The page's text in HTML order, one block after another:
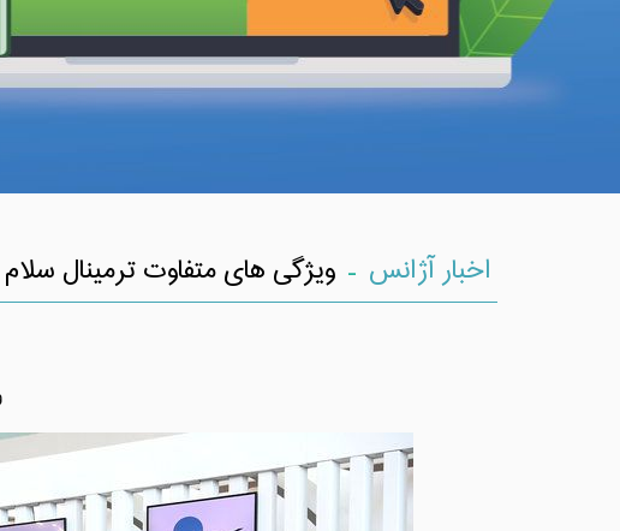
اخبار آژانس - ویژگی های متفاوت ترمینال